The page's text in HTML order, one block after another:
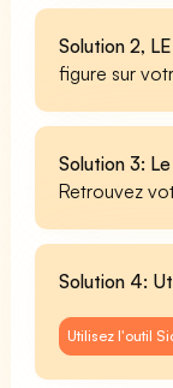
Solution 2,
figure sur
Solution 3:
Retrouvez
Solution 4:
Utilisez l'outil